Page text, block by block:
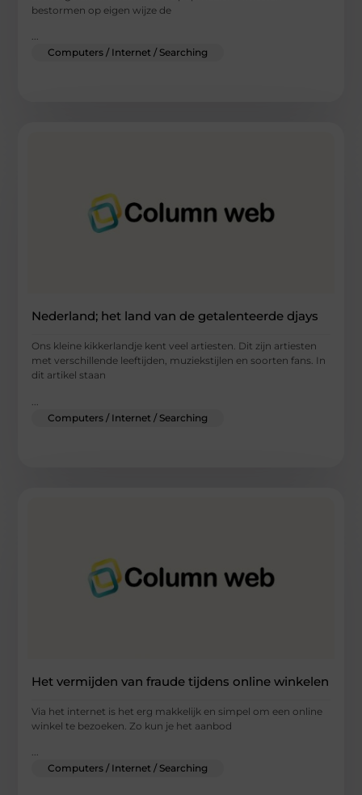
bestormen op eigen wijze de
...
Computers / Internet / Searching
Nederland; het land van de getalenteerde djays
Ons kleine kikkerlandje kent veel artiesten. Dit zijn artiesten
met verschillende leeftijden, muziekstijlen en soorten fans. In
dit artikel staan
Computers / Internet / Searching
Het vermijden van fraude tijdens online winkelen
Via het internet is het erg makkelijk en simpel om een online
winkel te bezoeken. Zo kun je het aanbod
Computers / Internet / Searching